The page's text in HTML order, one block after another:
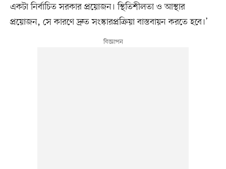
একটা নির্বাচিত সরকার প্রয়োজন। স্থিতিশীলতা ও আস্থার
প্রয়োজন, সে কারণে দ্রুত সংস্কারপ্রক্রিয়া বাস্তবায়ন করতে হবে।’